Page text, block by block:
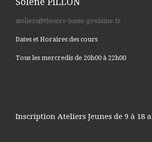
ateliers@theatre-basse-goulaine.fr
Dates et Horaires des cours
Tous les mercredis de 20h00 à 22h00
Inscription Ateliers Jeunes de 9 à 18